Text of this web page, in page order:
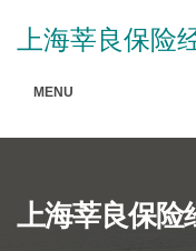
上海莘良保险
MENU
上海莘良保险